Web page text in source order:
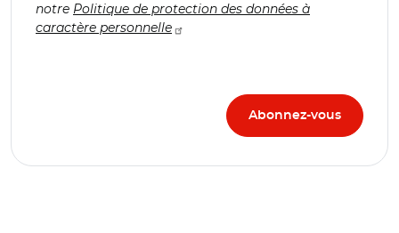
notre Politique de protection des données à
caractère personnelle